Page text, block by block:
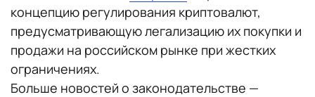
концепцию регулирования криптовалют,
предусматривающую легализацию их покупки и
продажи на российском рынке при жестких
ограничениях.
Больше новостей о законодательстве —